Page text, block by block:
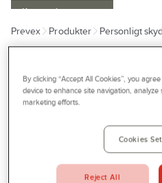
Kampanjer
Outlet
Bli kund
Prevex Produkter Personligt
By clicking “Accept All Cookies”, you
device to enhance site navigation,
marketing efforts.
Cookies
Reject All